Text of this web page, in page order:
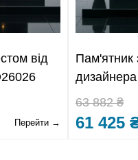
від
Перейти →
Пам'ятник
63 882 ₴
61 425